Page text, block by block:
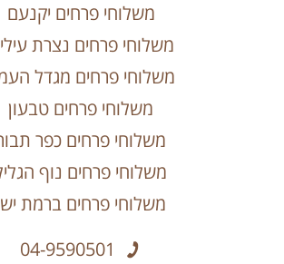
משלוחי פרחים יקנעם
משלוחי פרחים נצרת
משלוחי פרחים מגדל
משלוחי פרחים טבעון
משלוחי פרחים כפר
משלוחי פרחים נוף
משלוחי פרחים ברמת
04-9590501